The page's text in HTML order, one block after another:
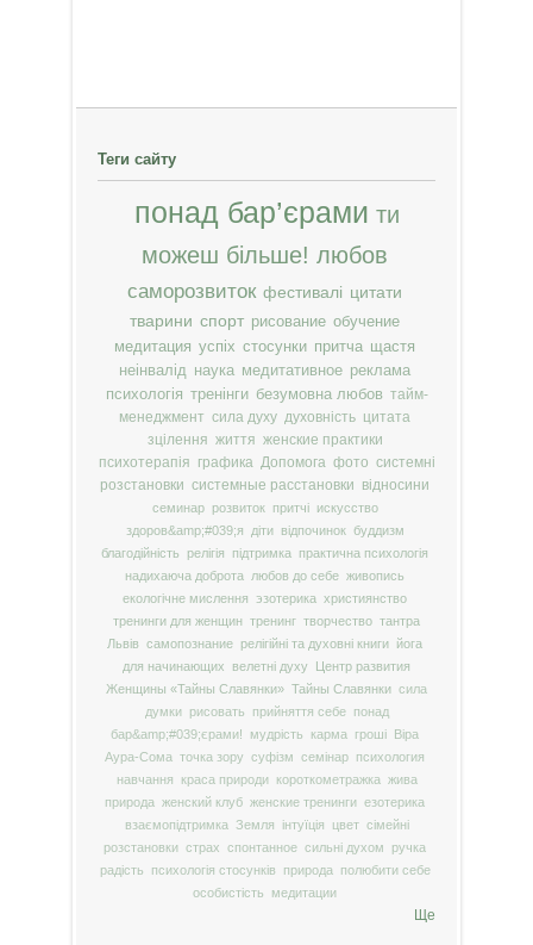
Теги сайту
понад бар’єрами ти
можеш більше! любов
саморозвиток фестивалі цитати
тварини спорт рисование обучение
медитация успіх стосунки притча щастя
неінвалід наука медитативное реклама
психологія тренінги безумовна любов тайм-
менеджмент сила духу духовність цитата
зцілення життя женские практики
психотерапія графика Допомога фото системні
розстановки системные расстановки відносини
семинар розвиток притчі
искусство
здоров&amp;#039;я
діти відпочинок буддизм
благодійність
релігія підтримка
практична психологія
надихаюча доброта
любов до себе живопись
екологічне мислення
эзотерика християнство
тренинги для женщин тренинг творчество тантра
Львів самопознание релігійні та духовні книги йога
для начинающих
велетні духу
Центр развития
Женщины «Тайны Славянки» Тайны Славянки сила
думки
рисовать прийняття себе
понад
бар&amp;#039;єрами!
мудрість карма гроші Віра
Аура-Сома точка зору суфізм семінар психология
навчання
краса природи короткометражка жива
природа женский клуб женские тренинги езотерика
взаємопідтримка Земля інтуїція цвет сімейні
розстановки страх спонтанное сильні духом
ручка
радість
психологія стосунків природа
полюбити себе
особистість
медитации
Ще